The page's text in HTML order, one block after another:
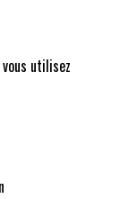
utilisez